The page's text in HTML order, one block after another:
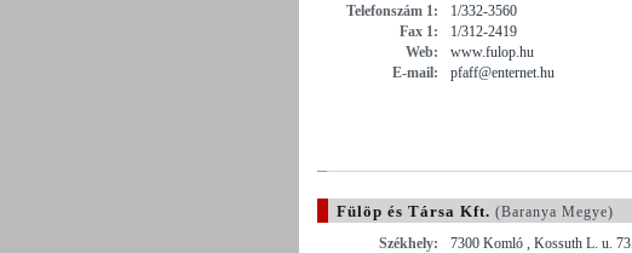
Telefonszám 1:
1/332-3560
Fax 1:
1/312-2419
Web:
www.fulop.hu
E-mail:
pfaff@enternet.hu
Fülöp és Társa Kft. (Baranya Megye)
Székhely:
7300 Komló , Kossuth L. u. 73.